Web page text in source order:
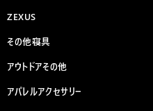
ZEXUS
その他寝具
アウトドアその他
アパレルアクセサリー